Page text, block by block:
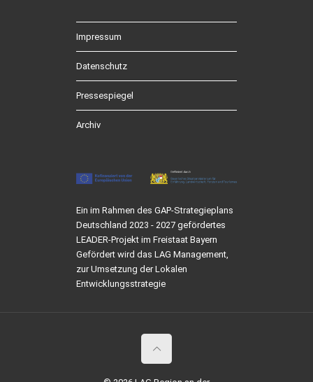
Impressum
Datenschutz
Pressespiegel
Archiv
Ein im Rahmen des GAP-Strategieplans
Deutschland 2023 - 2027 gefördertes
LEADER-Projekt im Freistaat Bayern
Gefördert wird das LAG Management,
zur Umsetzung der Lokalen
Entwicklungsstrategie